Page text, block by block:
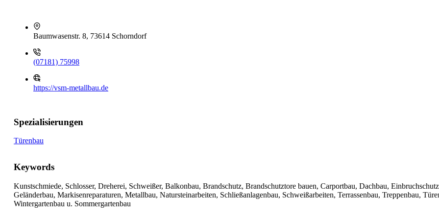
Baumwasenstr. 8, 73614 Schorndorf
(07181) 75998
https://vsm-metallbau.de
Spezialisierungen
Türenbau
Keywords
Kunstschmiede, Schlosser, Dreherei, Schweißer, Balkonbau, Brandschutz, Brandschutztore bauen, Carportbau, Dachbau,
Geländerbau, Markisenreparaturen, Metallbau, Natursteinarbeiten, Schließanlagenbau, Schweißarbeiten, Terrassenbau, Treppenbau,
Wintergartenbau u. Sommergartenbau